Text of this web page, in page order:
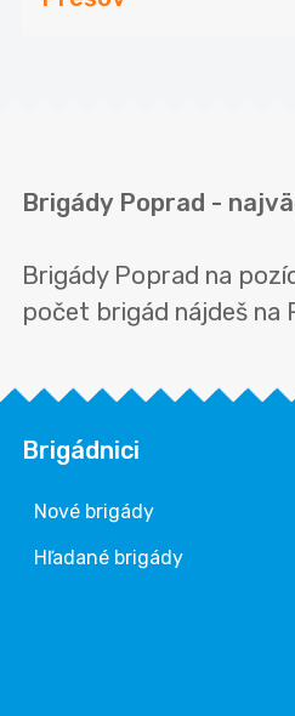
Brigády Poprad -
Brigády Poprad na
počet brigád nájdeš na
Brigádnici
Nové brigády
Hľadané brigády